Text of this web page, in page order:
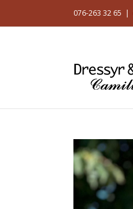
076-263 32 65 |